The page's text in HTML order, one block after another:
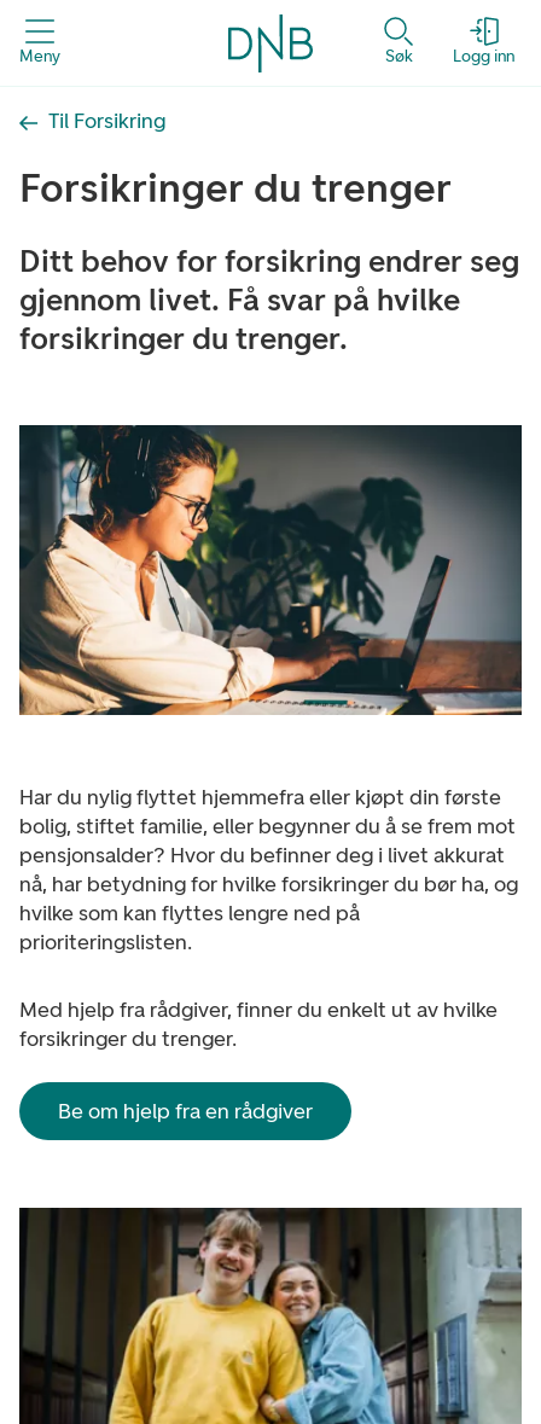
Meny Søk Logg inn
Til Forsikring
Forsikringer du trenger
Ditt behov for forsikring endrer seg
gjennom livet. Få svar på hvilke
forsikringer du trenger.
Har du nylig flyttet hjemmefra eller kjøpt din første
bolig, stiftet familie, eller begynner du å se frem mot
pensjonsalder? Hvor du befinner deg i livet akkurat
nå, har betydning for hvilke forsikringer du bør ha, og
hvilke som kan flyttes lengre ned på
prioriteringslisten.
Med hjelp fra rådgiver, finner du enkelt ut av hvilke
forsikringer du trenger.
Be om hjelp fra en rådgiver